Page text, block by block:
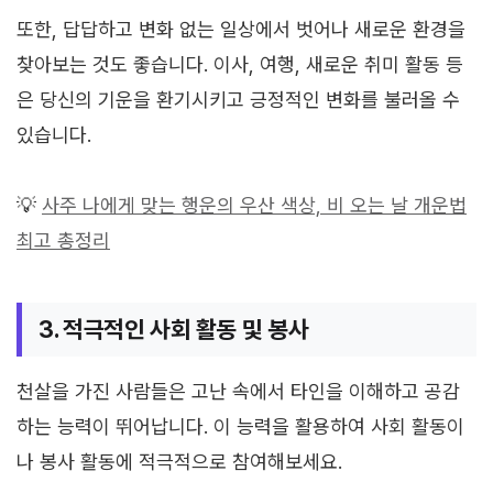
또한, 답답하고 변화 없는 일상에서 벗어나 새로운 환경을
찾아보는 것도 좋습니다. 이사, 여행, 새로운 취미 활동 등
은 당신의 기운을 환기시키고 긍정적인 변화를 불러올 수
있습니다.
💡 사주 나에게 맞는 행운의 우산 색상, 비 오는 날 개운법
최고 총정리
3. 적극적인 사회 활동 및 봉사
천살을 가진 사람들은 고난 속에서 타인을 이해하고 공감
하는 능력이 뛰어납니다. 이 능력을 활용하여 사회 활동이
나 봉사 활동에 적극적으로 참여해보세요.